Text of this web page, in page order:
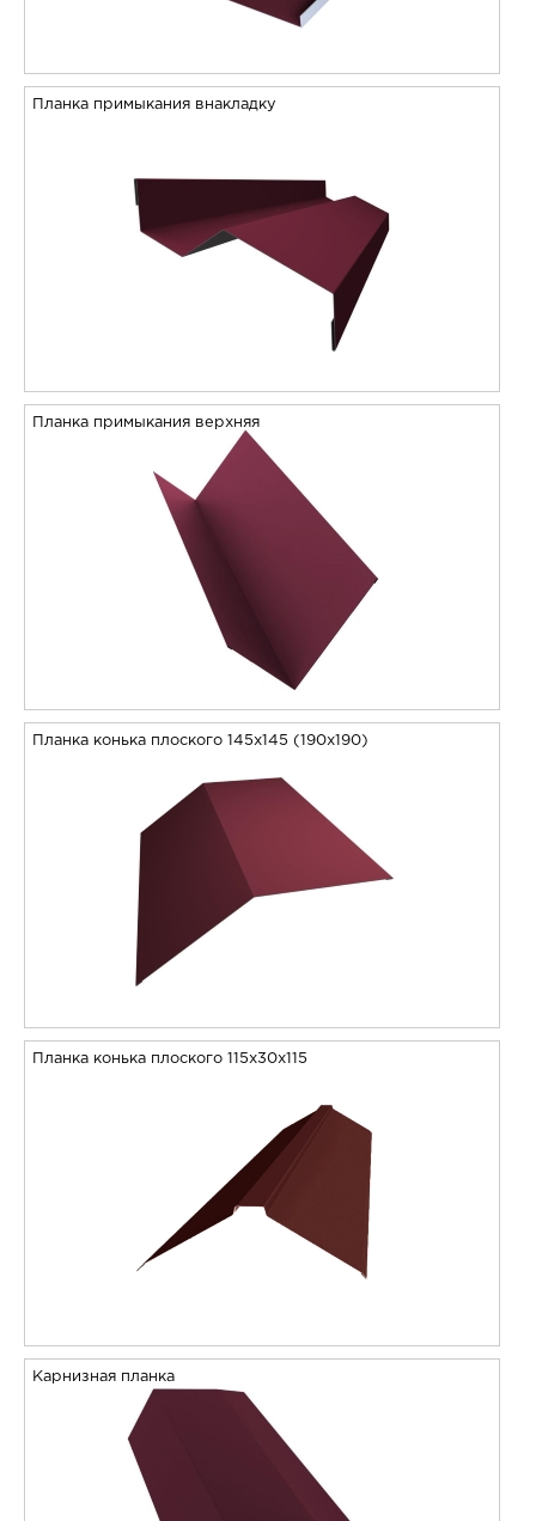
Планка примыкания внакладку
Планка примыкания верхняя
Планка конька плоского 145х145 (190х190)
Планка конька плоского 115х30х115
Карнизная планка